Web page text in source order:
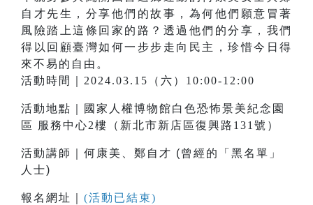
自才先生，分享他們的故事，為何他們願意冒著
風險踏上這條回家的路？透過他們的分享，我們
得以回顧臺灣如何一步步走向民主，珍惜今日得
來不易的自由。
活動時間｜2024.03.15（六）10:00-12:00
活動地點｜國家人權博物館白色恐怖景美紀念園
區 服務中心2樓（新北市新店區復興路131號）
活動講師｜何康美 、鄭自才 (曾經的「黑名單」
人士)
報名網址｜ (活動已結束)